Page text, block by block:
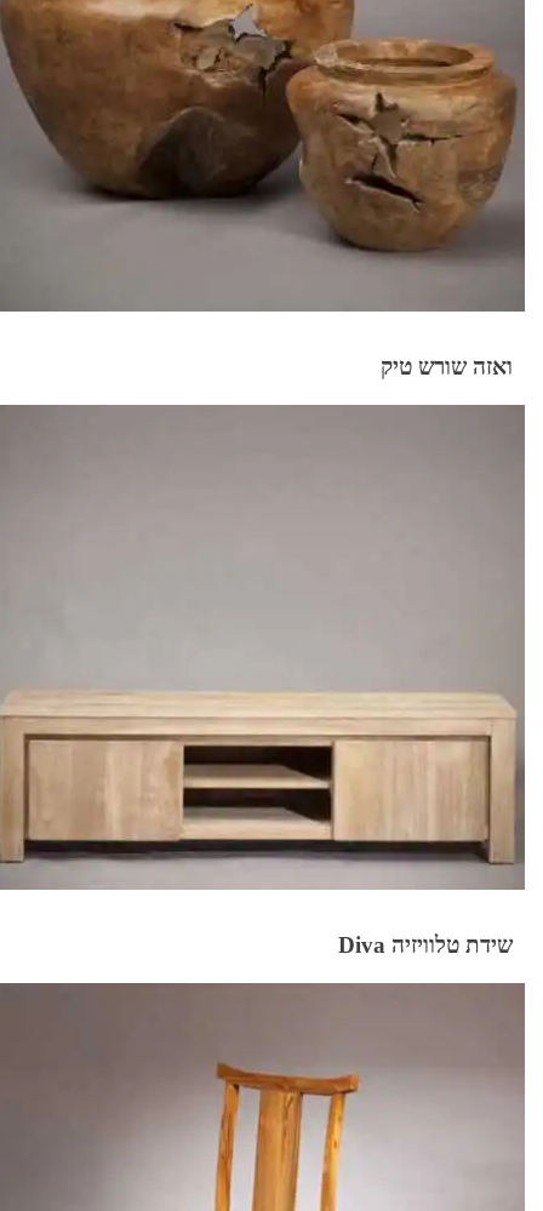
ואזה שורש טיק
שידת טלוויזיה Diva